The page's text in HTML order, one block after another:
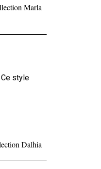
Marla
style
Dalhia